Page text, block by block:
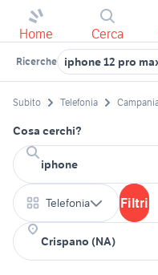
Home Cerca
Ricerche iphone 12 pro
Subito Telefonia
Cosa cerchi?
Telefonia Filtri